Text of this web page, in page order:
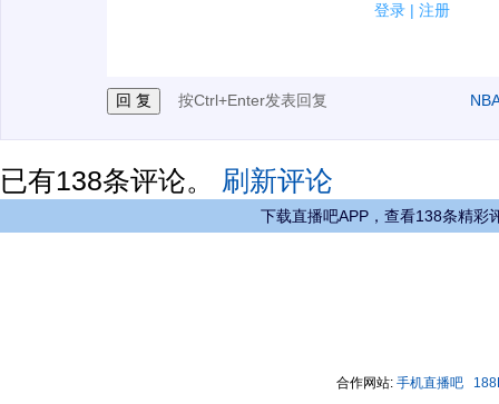
登录 | 注册
按Ctrl+Enter发表回复
已有138条评论。 刷新评论
下载直播吧APP，查看138条精彩
合作网站: 手机直播吧